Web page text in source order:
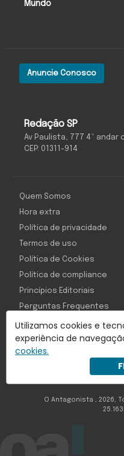
Utilizamos cookies e
experiência de
cookies.
Redação SP
Av Paulista, 777 4º andar
CEP: 01311-914
Anuncie Conosco
Mundo
Com inteligência e
Object1ve - Marketing
Quem Somos
Hora extra
Política de privacidade
Termos de uso
Política de Cookies
Política de compliance
Princípios Editoriais
Perguntas Frequentes
O Antagonista , 2026,